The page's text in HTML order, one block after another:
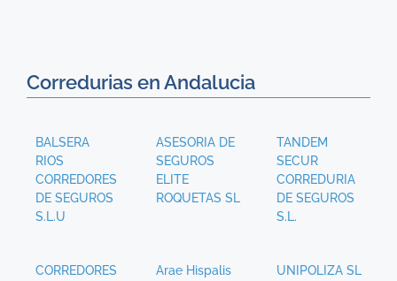
Corredurias en Andalucia
BALSERA
RIOS
CORREDORES
DE SEGUROS
S.L.U
ASESORIA DE
SEGUROS
ELITE
ROQUETAS SL
TANDEM
SECUR
CORREDURIA
DE SEGUROS
S.L.
CORREDORES
Arae Hispalis
UNIPOLIZA SL